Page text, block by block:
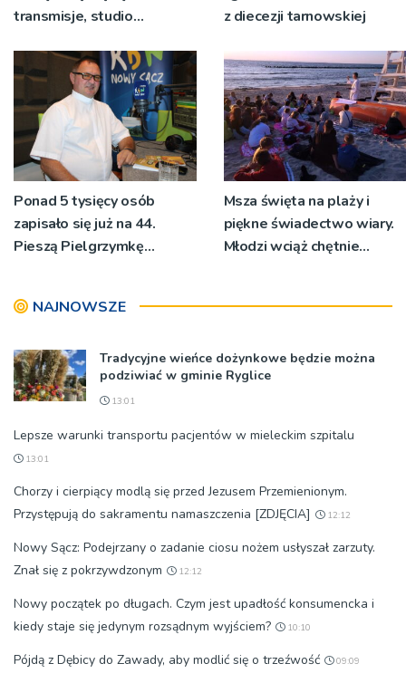
transmisje, studio
pozdrowienia
z diecezji tarnowskiej
Ponad 5 tysięcy osób
zapisało się już na 44.
Pieszą Pielgrzymkę
Msza święta na plaży i
piękne świadectwo wiary.
Młodzi wciąż chętnie
NAJNOWSZE
Tradycyjne wieńce dożynkowe będzie można
podziwiać w gminie Ryglice
13:01
Lepsze warunki transportu pacjentów w mieleckim szpitalu
13:01
Chorzy i cierpiący modlą się przed Jezusem Przemienionym.
Przystępują do sakramentu namaszczenia [ZDJĘCIA]
12:12
Nowy Sącz: Podejrzany o zadanie ciosu nożem usłyszał zarzuty.
Znał się z pokrzywdzonym
12:12
Nowy początek po długach. Czym jest upadłość konsumencka i
kiedy staje się jedynym rozsądnym wyjściem?
10:10
Pójdą z Dębicy do Zawady, aby modlić się o trzeźwość 09:09